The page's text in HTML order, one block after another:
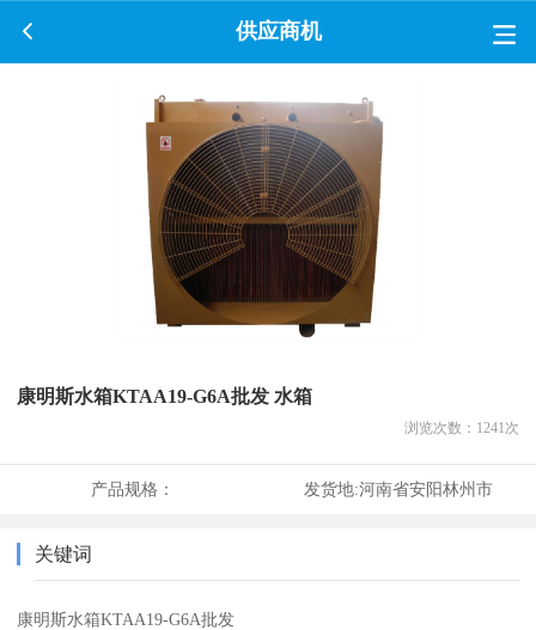
供应商机
康明斯水箱KTAA19-G6A批发 水箱
浏览次数： 1241 次
产品规格： 发货地:河南省安阳林州市
关键词
康明斯水箱KTAA19-G6A批发